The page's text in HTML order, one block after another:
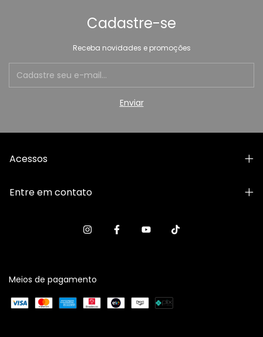
Cadastre-se
Receba novidades e promoções
Acessos
Entre em contato
Meios de pagamento